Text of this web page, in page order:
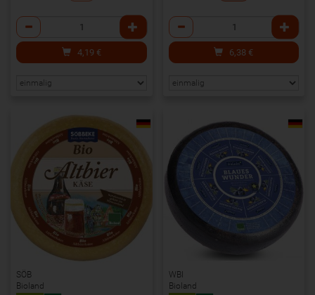
Anzahl
4,19 €
Anzahl
6,38 €
SÖB
Bioland
WBI
Bioland